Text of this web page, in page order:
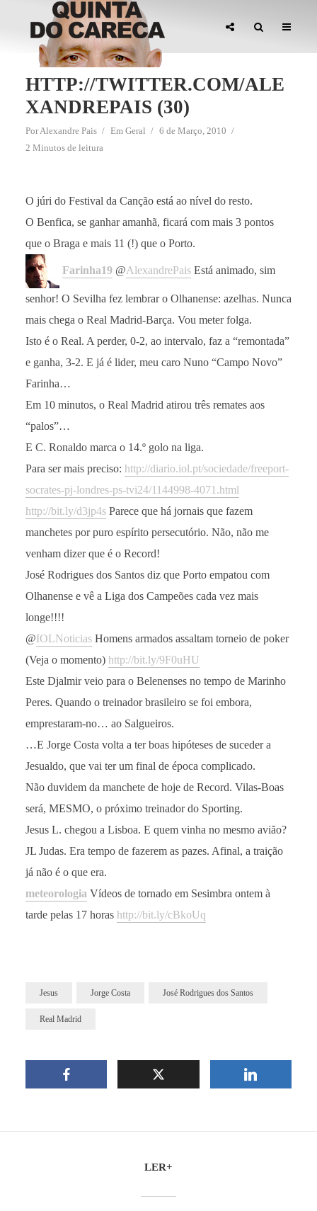
HTTP://TWITTER.COM/ALE
XANDREPAIS (30)
PorAlexandre Pais Em Geral
6 de Março, 2010
2 Minutos de leitura
O júri do Festival da Canção está ao nível do resto.
O Benfica, se ganhar amanhã, ficará com mais 3 pontos
que o Braga e mais 11 (!) que o Porto.
Farinha19 @AlexandrePaisEstá animado, sim
senhor! O Sevilha fez lembrar o Olhanense: azelhas. Nunca
mais chega o Real Madrid-Barça. Vou meter folga.
Isto é o Real. A perder, 0-2, ao intervalo, faz a “remontada”
e ganha, 3-2. E já é lider, meu caro Nuno “Campo Novo”
Farinha…
Em 10 minutos, o Real Madrid atirou três remates aos
“palos”…
E C. Ronaldo marca o 14.º golo na liga.
Para ser mais preciso: http://diario.iol.pt/sociedade/freeport-
socrates-pj-londres-ps-tvi24/1144998-4071.html
http://bit.ly/d3jp4sParece que há jornais que fazem
manchetes por puro espírito persecutório. Não, não me
venham dizer que é o Record!
José Rodrigues dos Santos diz que Porto empatou com
Olhanense e vê a Liga dos Campeões cada vez mais
longe!!!!
@IOLNoticiasHomens armados assaltam torneio de poker
(Veja o momento) http://bit.ly/9F0uHU
Este Djalmir veio para o Belenenses no tempo de Marinho
Peres. Quando o treinador brasileiro se foi embora,
emprestaram-no… ao Salgueiros.
…E Jorge Costa volta a ter boas hipóteses de suceder a
Jesualdo, que vai ter um final de época complicado.
Não duvidem da manchete de hoje de Record. Vilas-Boas
será, MESMO, o próximo treinador do Sporting.
Jesus L. chegou a Lisboa. E quem vinha no mesmo avião?
JL Judas. Era tempo de fazerem as pazes. Afinal, a traição
já não é o que era.
meteorologia Vídeos de tornado em Sesimbra ontem à
tarde pelas 17 horas http://bit.ly/cBkoUq
Jesus Jorge Costa José Rodrigues dos Santos
Real Madrid
LER+